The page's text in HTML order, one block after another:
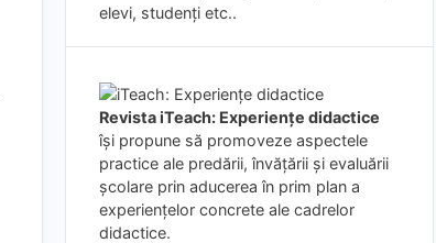
elevi, studenți etc..
Revista iTeach: Experienţe didactice
îşi propune să promoveze aspectele
practice ale predării, învăţării şi evaluării
şcolare prin aducerea în prim plan a
experienţelor concrete ale cadrelor
didactice.